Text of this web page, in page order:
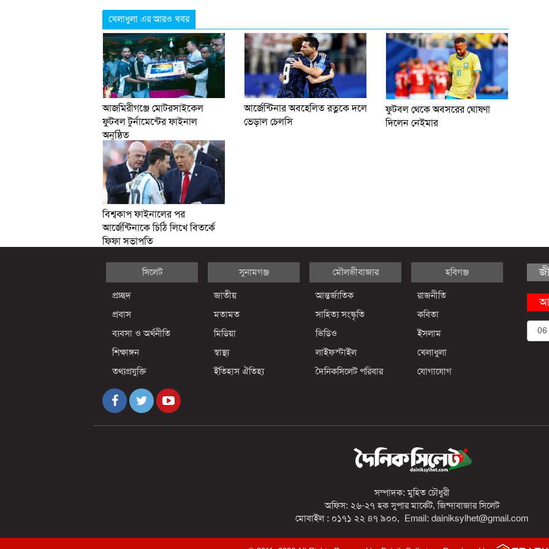
খেলাধুলা এর আরও খবর
আজমিরীগঞ্জে মোটরসাইকেল
ফুটবল টুর্নামেন্টের ফাইনাল
অনুষ্ঠিত
আর্জেন্টিনার অবহেলিত রত্নকে দলে
ভেড়াল চেলসি
ফুটবল থেকে অবসরের ঘোষণা
দিলেন নেইমার
বিশ্বকাপ ফাইনালের পর
আর্জেন্টিনাকে চিঠি লিখে বিতর্কে
ফিফা সভাপতি
সিলেট সুনামগঞ্জ মৌলভীবাজার হবিগঞ্জ
প্রচ্ছদ জাতীয় আন্তর্জাতিক
রাজনীতি
প্রবাস
মতামত সাহিত্য সংস্কৃতি
কবিতা
ব্যবসা ও অর্থনীতি
মিডিয়া ভিডিও
ইসলাম
শিক্ষাঙ্গন
স্বাস্থ্য লাইফস্টাইল
খেলাধুলা
তথ্যপ্রযুক্তি
ইতিহাস ঐতিহ্য দৈনিকসিলেট পরিবার যোগাযোগ
সম্পাদক: মুহিত চৌধুরী
অফিস: ২৬-২৭ হক সুপার মার্কেট, জিন্দাবাজার সিলেট
মোবাইল : ০১৭১ ২২ ৪৭ ৯০০, Email: dainiksylhet@gmail.com